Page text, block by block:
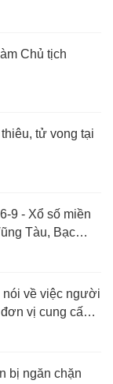
Chủ tịch
tử vong tại
9 - Xổ số miền
Tàu, Bạc
nói về việc người
vị cung cấp
bị ngăn chặn